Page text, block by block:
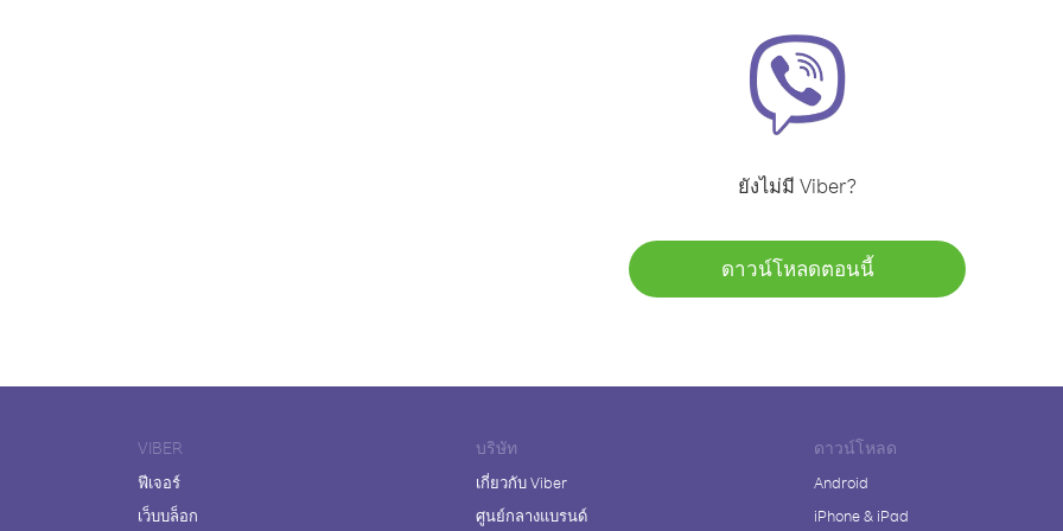
ยังไม่มี Viber?
ดาวน์โหลดตอนนี้
VIBER
ฟีเจอร์
เว็บบล็อก
บริษัท
เกี่ยวกับ Viber
ศูนย์กลางแบรนด์
ดาวน์โหลด
Android
iPhone & iPad